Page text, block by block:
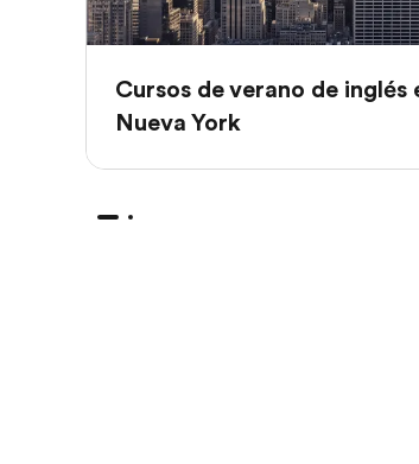
Cursos de verano de inglés
Nueva York